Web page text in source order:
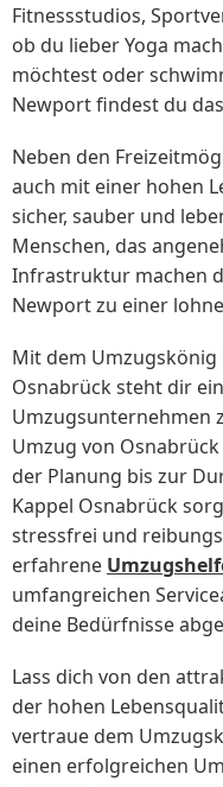
Fitnessstudios,
ob du lieber Yoga
möchtest oder
Newport findest du
Neben den
auch mit einer hohen
sicher, sauber und
Menschen, das
Infrastruktur machen
Newport zu einer
Mit dem Umzugskönig
Osnabrück steht dir
Umzugsunternehmen
Umzug von
der Planung bis zur
Kappel Osnabrück
stressfrei und
erfahrene
umfangreichen
deine Bedürfnisse
Lass dich von den
der hohen
vertraue dem
einen erfolgreichen